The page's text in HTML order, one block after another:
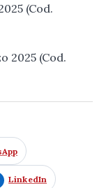
(Cod.
2025 (Cod.
LinkedIn